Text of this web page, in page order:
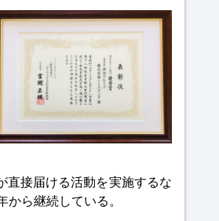
直接届ける活動を実施するな
ら継続している。